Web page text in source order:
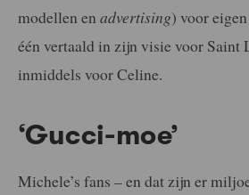
modellen en advertising) voor
één vertaald in zijn visie voor Saint
inmiddels voor Celine.
‘Gucci-moe’
Michele’s fans – en dat zijn er